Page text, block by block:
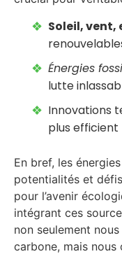
Soleil, vent,
Énergies
lutte
Innovations
plus efficient
En bref, les
potentialités et
pour l’avenir
intégrant ces
non seulement
carbone, mais nous